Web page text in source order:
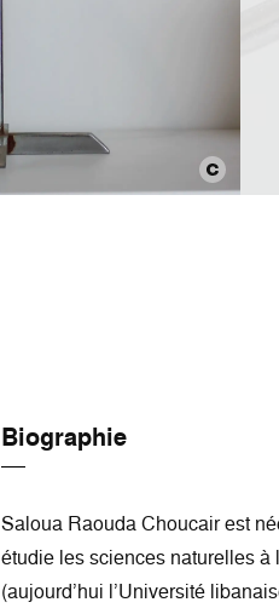
Biographie
Saloua Raouda Choucair est
étudie les sciences naturelles à
(aujourd’hui l’Université